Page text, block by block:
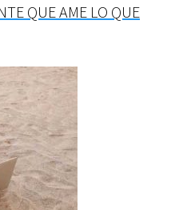
QUE AME LO QUE